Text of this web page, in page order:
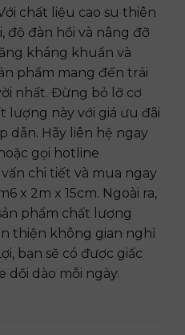
chất liệu cao su thiên
độ đàn hồi và nâng đỡ
kháng khuẩn và
phẩm mang đến trải
nhất. Đừng bỏ lỡ cơ
lượng này với giá ưu đãi
dẫn. Hãy liên hệ ngay
gọi hotline
chi tiết và mua ngay
x 2m x 15cm. Ngoài ra,
phẩm chất lượng
thiện không gian nghỉ
bạn sẽ có được giấc
dồi dào mỗi ngày.